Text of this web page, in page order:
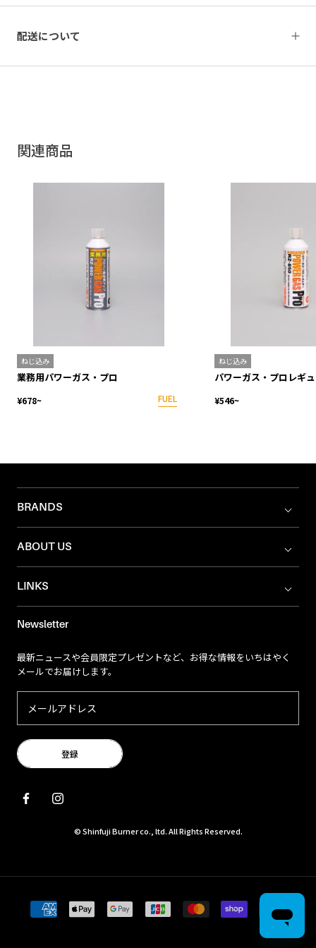
配送について
関連商品
ねじ込み
業務用パワーガス・プロ
FUEL
¥678~
ねじ込み
パワーガス・プロレギ
¥546~
BRANDS
ABOUT US
LINKS
Newsletter
最新ニュースや会員限定プレゼントなど、お得な情報をいちはやく
メールでお届けします。
登録
© Shinfuji Burner co., ltd. All Rights Reserved.